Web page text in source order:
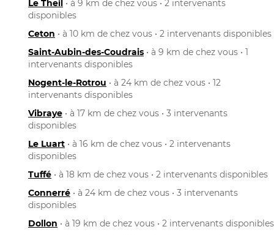
Le Theil • à 9 km de chez vous • 2 intervenants
disponibles
Ceton • à 10 km de chez vous • 2 intervenants disponibles
Saint-Aubin-des-Coudrais • à 9 km de chez vous • 1
intervenants disponibles
Nogent-le-Rotrou • à 24 km de chez vous • 12
intervenants disponibles
Vibraye • à 17 km de chez vous • 3 intervenants
disponibles
Le Luart • à 16 km de chez vous • 2 intervenants
disponibles
Tuffé • à 18 km de chez vous • 2 intervenants disponibles
Connerré • à 24 km de chez vous • 3 intervenants
disponibles
Dollon • à 19 km de chez vous • 2 intervenants disponibles